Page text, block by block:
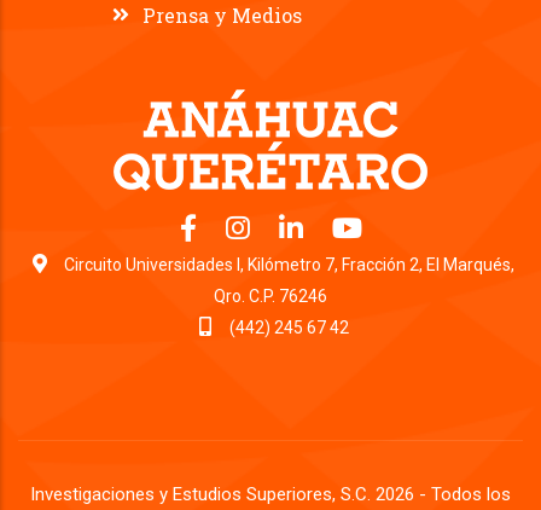
Prensa y Medios
Circuito Universidades l, Kilómetro 7, Fracción 2, El Marqués,
Qro. C.P. 76246
(442) 245 67 42
Investigaciones y Estudios Superiores, S.C. 2026 - Todos los